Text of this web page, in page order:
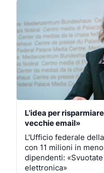
L'idea per
vecchie email»
L'Ufficio federale
con 11 milioni in
dipendenti:
elettronica»